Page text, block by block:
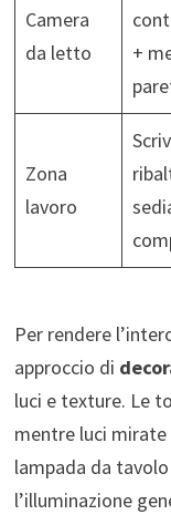
Camera
da letto
+
Zona
lavoro
Per rendere
approccio di
luci e texture. Le
mentre luci mirate
lampada da
l’illuminazione